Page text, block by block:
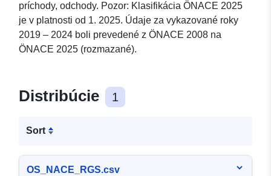
príchody, odchody. Pozor: Klasifikácia ÖNACE 2025
je v platnosti od 1. 2025. Údaje za vykazované roky
2019 – 2024 boli prevedené z ÖNACE 2008 na
ÖNACE 2025 (rozmazané).
Distribúcie 1
Sort
OS_NACE_RGS.csv